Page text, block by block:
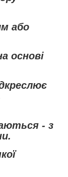
або
основі
- з